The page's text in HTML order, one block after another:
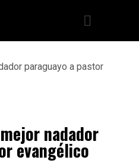
nadador
evangélico